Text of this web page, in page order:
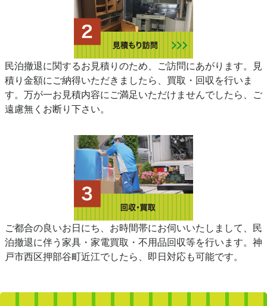
民泊撤退に関するお見積りのため、ご訪問にあがります。見
積り金額にご納得いただきましたら、買取・回収を行いま
す。万が一お見積内容にご満足いただけませんでしたら、ご
遠慮無くお断り下さい。
ご都合の良いお日にち、お時間帯にお伺いいたしまして、民
泊撤退に伴う家具・家電買取・不用品回収等を行います。神
戸市西区押部谷町近江でしたら、即日対応も可能です。